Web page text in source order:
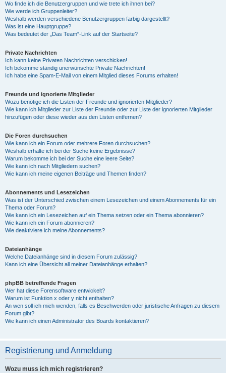
Wo finde ich die Benutzergruppen und wie trete ich ihnen bei?
Wie werde ich Gruppenleiter?
Weshalb werden verschiedene Benutzergruppen farbig dargestellt?
Was ist eine Hauptgruppe?
Was bedeutet der „Das Team“-Link auf der Startseite?
Private Nachrichten
Ich kann keine Privaten Nachrichten verschicken!
Ich bekomme ständig unerwünschte Private Nachrichten!
Ich habe eine Spam-E-Mail von einem Mitglied dieses Forums erhalten!
Freunde und ignorierte Mitglieder
Wozu benötige ich die Listen der Freunde und ignorierten Mitglieder?
Wie kann ich Mitglieder zur Liste der Freunde oder zur Liste der ignorierten Mitglieder
hinzufügen oder diese wieder aus den Listen entfernen?
Die Foren durchsuchen
Wie kann ich ein Forum oder mehrere Foren durchsuchen?
Weshalb erhalte ich bei der Suche keine Ergebnisse?
Warum bekomme ich bei der Suche eine leere Seite?
Wie kann ich nach Mitgliedern suchen?
Wie kann ich meine eigenen Beiträge und Themen finden?
Abonnements und Lesezeichen
Was ist der Unterschied zwischen einem Lesezeichen und einem Abonnements für ein
Thema oder Forum?
Wie kann ich ein Lesezeichen auf ein Thema setzen oder ein Thema abonnieren?
Wie kann ich ein Forum abonnieren?
Wie deaktiviere ich meine Abonnements?
Dateianhänge
Welche Dateianhänge sind in diesem Forum zulässig?
Kann ich eine Übersicht all meiner Dateianhänge erhalten?
phpBB betreffende Fragen
Wer hat diese Forensoftware entwickelt?
Warum ist Funktion x oder y nicht enthalten?
An wen soll ich mich wenden, falls es Beschwerden oder juristische Anfragen zu diesem
Forum gibt?
Wie kann ich einen Administrator des Boards kontaktieren?
Registrierung und Anmeldung
Wozu muss ich mich registrieren?